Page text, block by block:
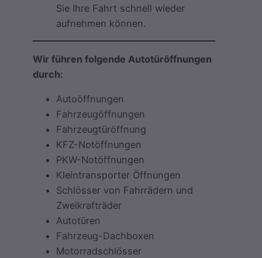
Sie Ihre Fahrt schnell wieder
aufnehmen können.
Wir führen folgende Autotüröffnungen
durch:
Autoöffnungen
Fahrzeugöffnungen
Fahrzeugtüröffnung
KFZ-Notöffnungen
PKW-Notöffnungen
Kleintransporter Öffnungen
Schlösser von Fahrrädern und
Zweikrafträder
Autotüren
Fahrzeug-Dachboxen
Motorradschlösser